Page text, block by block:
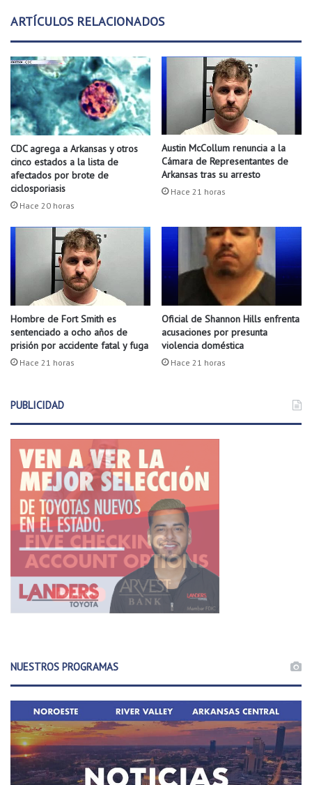
o
e
n
F
o
r
t
S
m
i
t
h
o
ARTÍCULOS RELACIONADOS
CDC agrega a Arkansas y otros
cinco estados a la lista de
afectados por brote de
ciclosporiasis
Hace 20 horas
Austin McCollum renuncia a la
Cámara de Representantes de
Arkansas tras su arresto
Hace 21 horas
Hombre de Fort Smith es
sentenciado a ocho años de
prisión por accidente fatal y fuga
Hace 21 horas
Oficial de Shannon Hills enfrenta
acusaciones por presunta
violencia doméstica
Hace 21 horas
PUBLICIDAD
NUESTROS PROGRAMAS